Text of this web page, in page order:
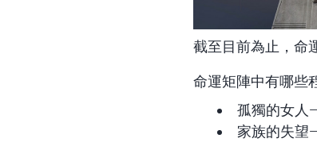
截至目前為止，命
命運矩陣中有哪些
孤獨的女人
家族的失望